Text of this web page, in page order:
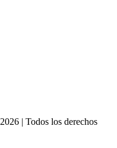
2026 |Todos los derechos